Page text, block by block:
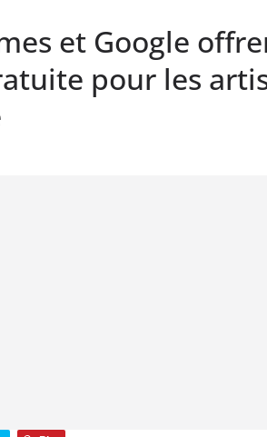
et Google
pour les